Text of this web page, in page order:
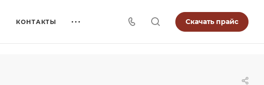
КОНТАКТЫ Скачать прайс